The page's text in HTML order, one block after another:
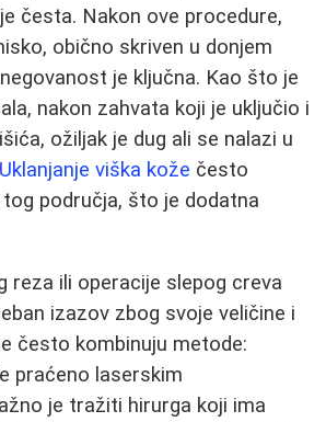
česta. Nakon ove procedure,
obično skriven u donjem
je ključna. Kao što je
nakon zahvata koji je uključio i
ožiljak je dug ali se nalazi u
Uklanjanje viška kože često
područja, što je dodatna
reza ili operacije slepog creva
izazov zbog svoje veličine i
često kombinuju metode:
praćeno laserskim
je tražiti hirurga koji ima